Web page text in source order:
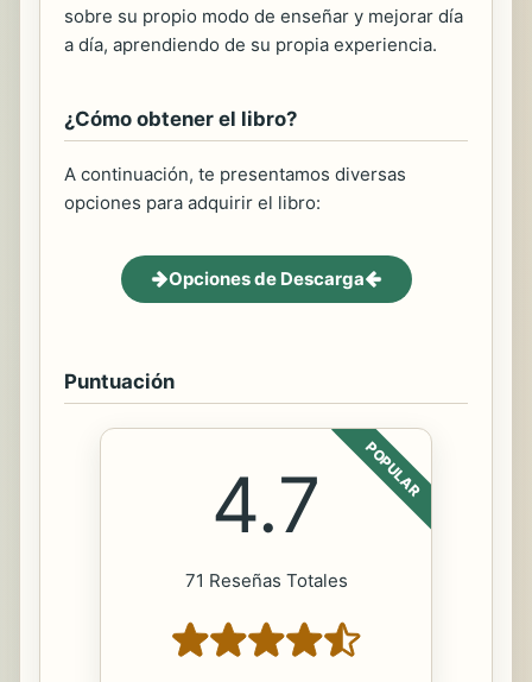
sobre su propio modo de enseñar y mejorar día
a día, aprendiendo de su propia experiencia.
¿Cómo obtener el libro?
A continuación, te presentamos diversas
opciones para adquirir el libro:
Opciones de Descarga
Puntuación
POPULAR
4.7
71 Reseñas Totales